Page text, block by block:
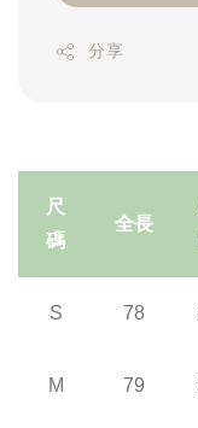
分享
尺
碼
全長
S 78
M 79